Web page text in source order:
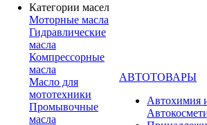
Категории масел
Моторные масла
Гидравлические
масла
Компрессорные
масла
Масло для
мототехники
Промывочные
масла
АВТОТОВАРЫ
Автохимия